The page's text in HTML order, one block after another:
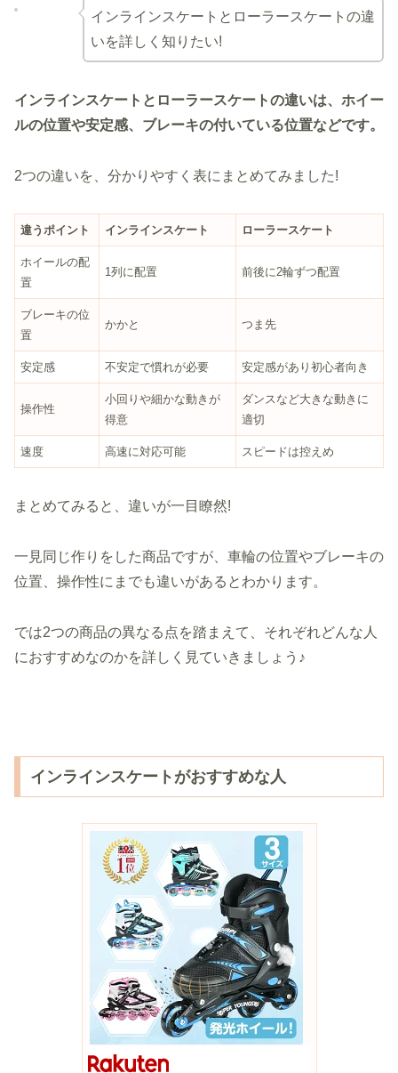
インラインスケートとローラースケートの違
いを詳しく知りたい!
インラインスケートとローラースケートの違いは、ホイー
ルの位置や安定感、ブレーキの付いている位置などです。
2つの違いを、分かりやすく表にまとめてみました!
違うポイント インラインスケート ローラースケート
ホイールの配
置
1列に配置 前後に2輪ずつ配置
ブレーキの位
置
かかと つま先
安定感 不安定で慣れが必要 安定感があり初心者向き
操作性
小回りや細かな動きが
得意
ダンスなど大きな動きに
適切
速度 高速に対応可能 スピードは控えめ
まとめてみると、違いが一目瞭然!
一見同じ作りをした商品ですが、車輪の位置やブレーキの
位置、操作性にまでも違いがあるとわかります。
では2つの商品の異なる点を踏まえて、それぞれどんな人
におすすめなのかを詳しく見ていきましょう♪
インラインスケートがおすすめな人